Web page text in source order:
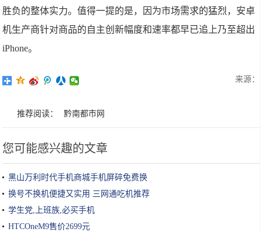
胜负的整体实力。值得一提的是，因为市场需求的猛烈，安卓
机生产商针对商品的自主创新幅度和速率都早已追上乃至超出
iPhone。
来源：
推荐阅读： 黔南都市网
您可能感兴趣的文章
黑山万利时代手机商城手机屏碎免费换
换号不换机便捷又实用 三网通吃机推荐
学生党,上班族,必买手机
HTCOneM9售价2699元